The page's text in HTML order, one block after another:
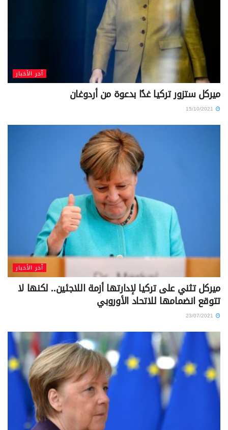
آخر الأخبار
ميركل ستزور تركيا غدًا بدعوة من أردوغان
آخر الأخبار
ميركل تثني على تركيا لإدارتها أزمة اللاجئين.. لكنها لا
تتوقع انضمامها للاتحاد الأوروبي